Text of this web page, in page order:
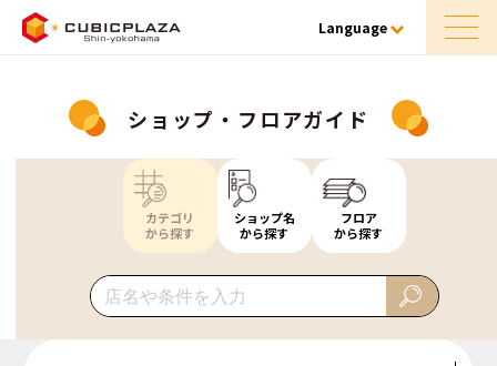
Language
ショップ・フロアガイド
カテゴリ
から探す
ショップ名
から探す
フロア
から探す